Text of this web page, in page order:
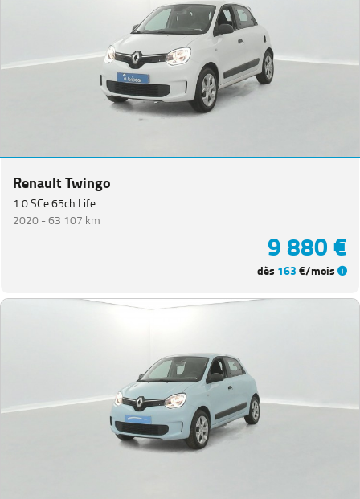
Renault Twingo
1.0 SCe 65ch Life
2020 -63 107 km
9 880 €
dès 163€/mois